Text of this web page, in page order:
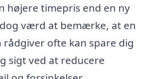
højere timepris end en ny
værd at bemærke, at en
ofte kan spare dig
sigt ved at reducere